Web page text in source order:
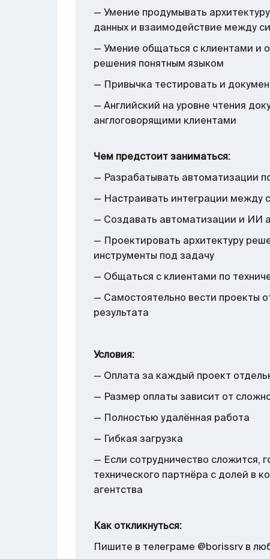
— Умение продумывать
данных и взаимодействие между
— Умение общаться с клиентами и
решения понятным языком
— Привычка тестировать и
— Английский на уровне чтения
англоговорящими клиентами
Чем предстоит заниматься:
— Разрабатывать автоматизации
— Настраивать интеграции между
— Создавать автоматизации и ИИ
— Проектировать архитектуру
инструменты под задачу
— Общаться с клиентами по
— Самостоятельно вести проекты
результата
Условия:
— Оплата за каждый проект
— Размер оплаты зависит от
— Полностью удалённая работа
— Гибкая загрузка
— Если сотрудничество сложится,
технического партнёра с долей в
агентства
Как откликнуться:
Пишите в телеграме @borissrv в